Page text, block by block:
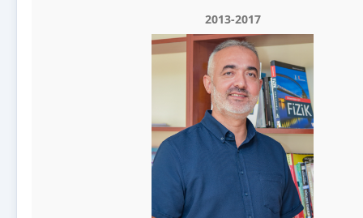
2013-2017